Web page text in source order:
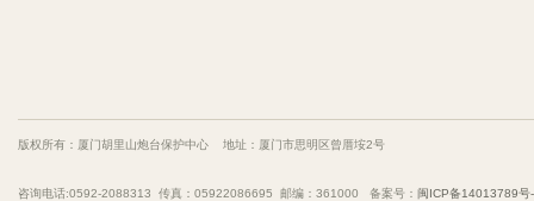
版权所有：厦门胡里山炮台保护中心 地址：厦门市思明区曾厝垵2号
咨询电话:0592-2088313 传真：05922086695 邮编：361000 备案号： 闽ICP备14013789号